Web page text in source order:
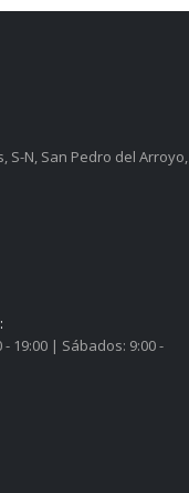
S-N, San Pedro del Arroyo,
- 19:00 | Sábados: 9:00 -